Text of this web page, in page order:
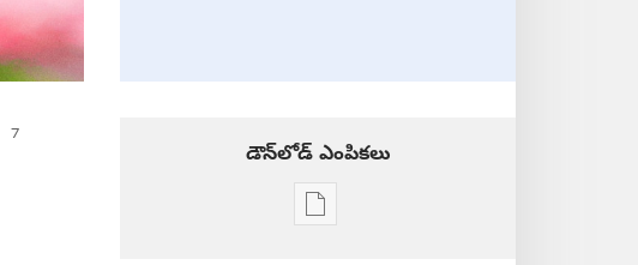
డౌన్‌లోడ్‌ ఎంపికలు
ప్రచురణల